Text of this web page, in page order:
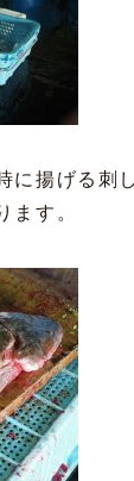
に揚げる刺
ます。